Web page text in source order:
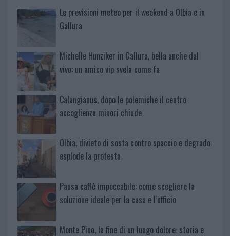
Le previsioni meteo per il weekend a Olbia e in
Gallura
Michelle Hunziker in Gallura, bella anche dal
vivo: un amico vip svela come fa
Calangianus, dopo le polemiche il centro
accoglienza minori chiude
Olbia, divieto di sosta contro spaccio e degrado:
esplode la protesta
Pausa caffè impeccabile: come scegliere la
soluzione ideale per la casa e l’ufficio
Monte Pino, la fine di un lungo dolore: storia e